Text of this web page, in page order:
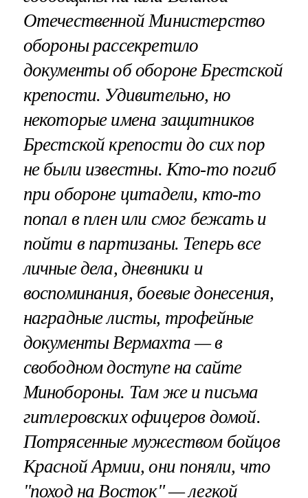
Отечественной Министерство
обороны рассекретило
документы об обороне Брестской
крепости. Удивительно, но
некоторые имена защитников
Брестской крепости до сих пор
не были известны. Кто-то погиб
при обороне цитадели, кто-то
попал в плен или смог бежать и
пойти в партизаны. Теперь все
личные дела, дневники и
воспоминания, боевые донесения,
наградные листы, трофейные
документы Вермахта — в
свободном доступе на сайте
Минобороны. Там же и письма
гитлеровских офицеров домой.
Потрясенные мужеством бойцов
Красной Армии, они поняли, что
"поход на Восток" — легкой